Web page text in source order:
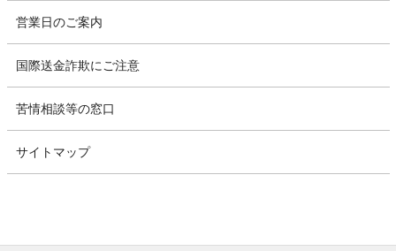
営業日のご案内
国際送金詐欺にご注意
苦情相談等の窓口
サイトマップ